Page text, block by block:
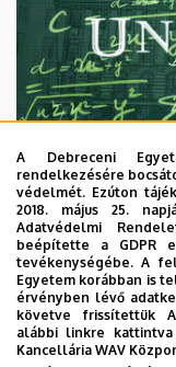
2026. augusztus
Univerzum:
titkos
KUTATÁS
A Debreceni
rendelkezésére
védelmét. Ezúton
2018. május 25.
Adatvédelmi
beépítette a GDPR
tevékenységébe. A
Egyetem korábban is
érvényben lévő
követve frissítettük
alábbi linkre
Kancellária WAV